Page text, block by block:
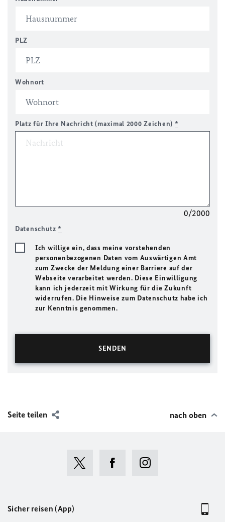
PLZ
Wohnort
Platz für Ihre Nachricht (maximal 2000 Zeichen) *
0/2000
Datenschutz*
Ich willige ein, dass meine vorstehenden
personenbezogenen Daten vom Auswärtigen Amt
zum Zwecke der Meldung einer Barriere auf der
Webseite verarbeitet werden. Diese Einwilligung
kann ich jederzeit mit Wirkung für die Zukunft
widerrufen. Die Hinweise zum Datenschutz habe ich
zur Kenntnis genommen.
Seite teilen nach oben
Sicher reisen (App)